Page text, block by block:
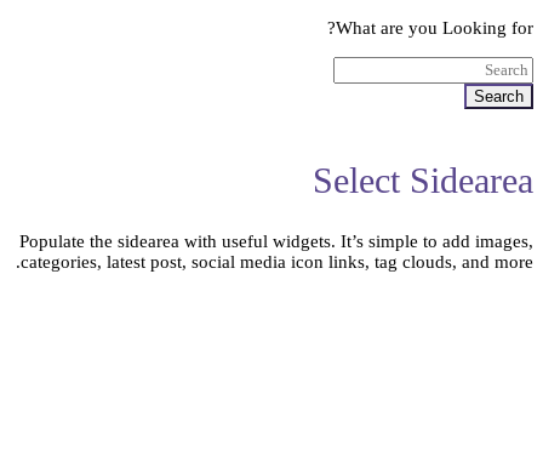
What are you Looking for?
Search
Select Sidearea
Populate the sidearea with useful widgets. It’s simple to add images,
categories, latest post, social media icon links, tag clouds, and more.